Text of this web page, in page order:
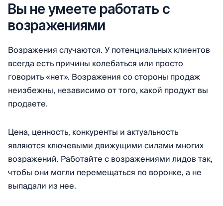
Вы не умеете работать с
возражениями
Возражения случаются. У потенциальных клиентов
всегда есть причины колебаться или просто
говорить «нет». Возражения со стороны продаж
неизбежны, независимо от того, какой продукт вы
продаете.
Цена, ценность, конкуренты и актуальность
являются ключевыми движущими силами многих
возражений. Работайте с возражениями лидов так,
чтобы они могли перемещаться по воронке, а не
выпадали из нее.